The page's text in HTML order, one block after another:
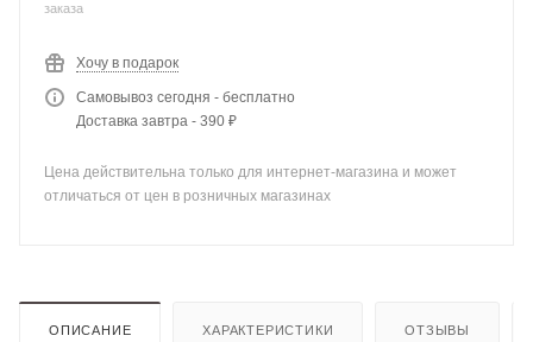
заказа
Хочу в подарок
Самовывоз сегодня - бесплатно
Доставка завтра - 390 ₽
Цена действительна только для интернет-магазина и может
отличаться от цен в розничных магазинах
ОПИСАНИЕ ХАРАКТЕРИСТИКИ ОТЗЫВЫ